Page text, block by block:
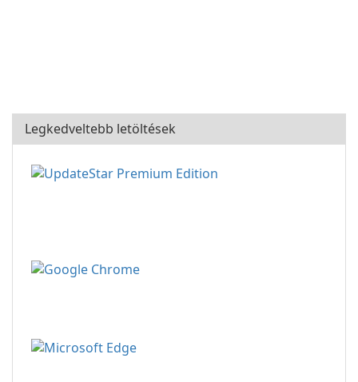
Legkedveltebb letöltések